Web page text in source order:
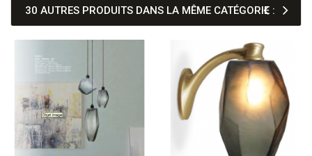
30 AUTRES PRODUITS DANS LA MÊME CATÉGORIE :